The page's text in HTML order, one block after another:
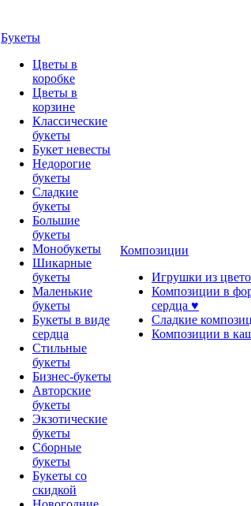
Букеты
Цветы в
коробке
Цветы в
корзине
Классические
букеты
Букет невесты
Недорогие
букеты
Сладкие
букеты
Большие
букеты
Монобукеты
Шикарные
букеты
Маленькие
букеты
Букеты в виде
сердца
Стильные
букеты
Бизнес-букеты
Авторские
букеты
Экзотические
букеты
Сборные
букеты
Букеты со
скидкой
Композиции
Игрушки из
Композиции в
сердца ♥
Сладкие
Композиции в